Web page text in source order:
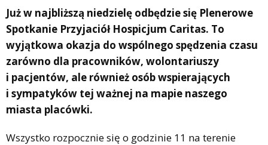
Już w najbliższą niedzielę odbędzie się Plenerowe
Spotkanie Przyjaciół Hospicjum Caritas. To
wyjątkowa okazja do wspólnego spędzenia czasu
zarówno dla pracowników, wolontariuszy
i pacjentów, ale również osób wspierających
i sympatyków tej ważnej na mapie naszego
miasta placówki.
Wszystko rozpocznie się o godzinie 11 na terenie